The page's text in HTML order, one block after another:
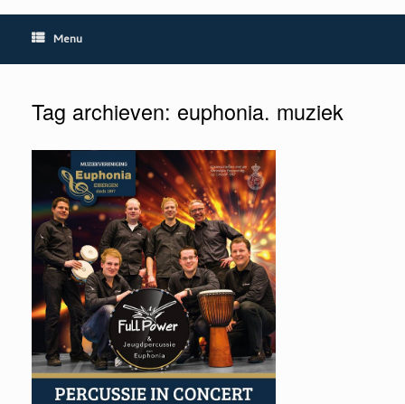
Menu
Tag archieven: euphonia. muziek